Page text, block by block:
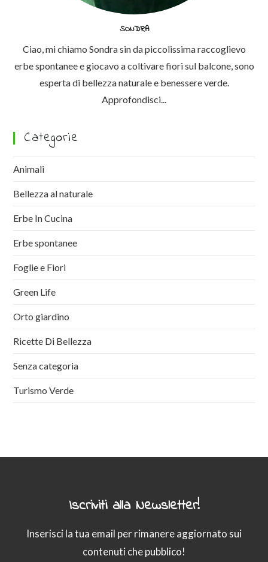
SONDRA
Ciao, mi chiamo Sondra sin da piccolissima raccoglievo
erbe spontanee e giocavo a coltivare fiori sul balcone, sono
esperta di bellezza naturale e benessere verde.
Approfondisci...
Categorie
Animali
Bellezza al naturale
Erbe In Cucina
Erbe spontanee
Foglie e Fiori
Green Life
Orto giardino
Ricette Di Bellezza
Senza categoria
Turismo Verde
Iscriviti alla Newsletter!
Inserisci la tua email per rimanere aggiornato sui
contenuti che pubblico!